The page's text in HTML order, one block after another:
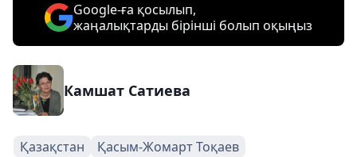
Google-ға қосылып,
жаңалықтарды бірінші болып оқыңыз
Камшат Сатиева
Қазақстан Қасым-Жомарт Тоқаев